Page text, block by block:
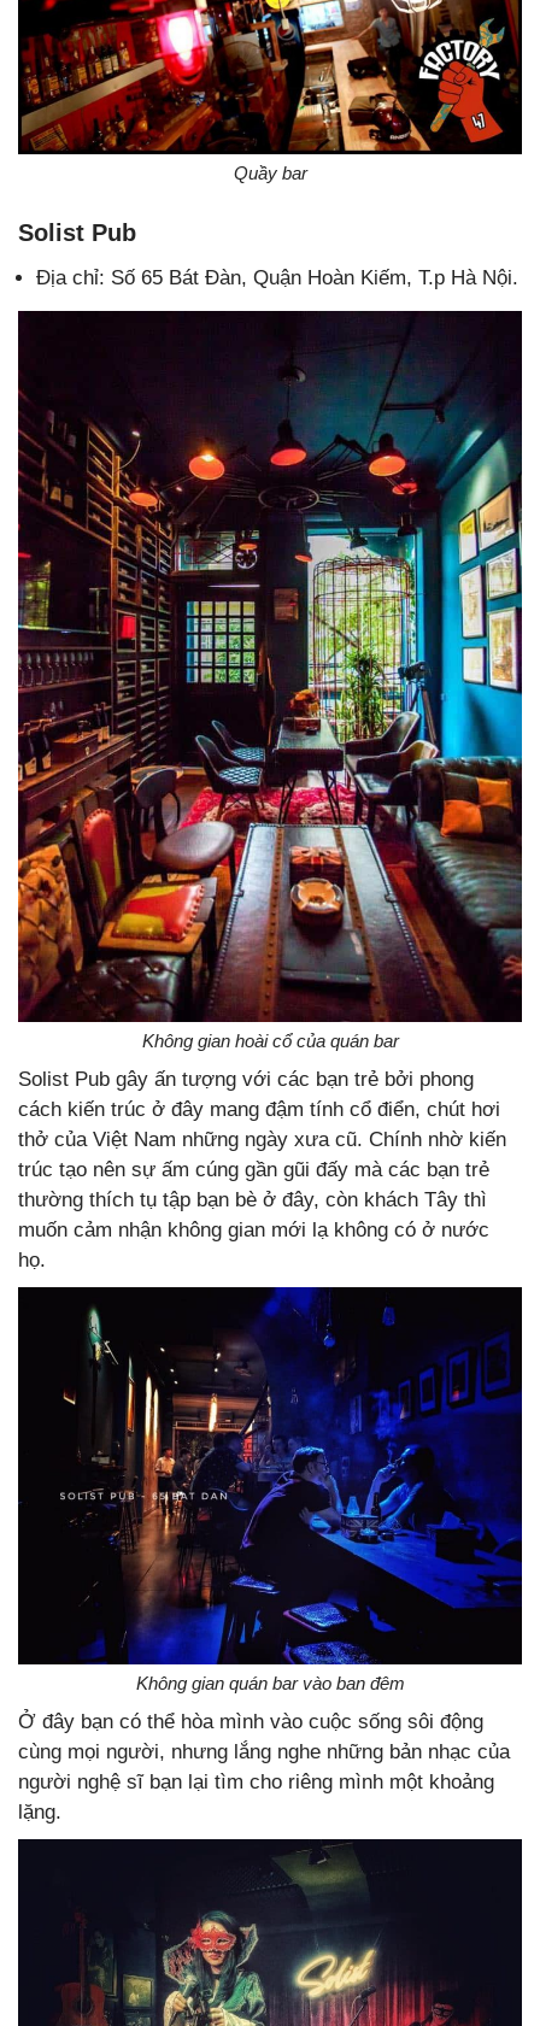
Quầy bar
Solist Pub
Địa chỉ: Số 65 Bát Đàn, Quận Hoàn Kiếm, T.p Hà Nội.
Không gian hoài cổ của quán bar
Solist Pub gây ấn tượng với các bạn trẻ bởi phong
cách kiến trúc ở đây mang đậm tính cổ điển, chút hơi
thở của Việt Nam những ngày xưa cũ. Chính nhờ kiến
trúc tạo nên sự ấm cúng gần gũi đấy mà các bạn trẻ
thường thích tụ tập bạn bè ở đây, còn khách Tây thì
muốn cảm nhận không gian mới lạ không có ở nước
họ.
Không gian quán bar vào ban đêm
Ở đây bạn có thể hòa mình vào cuộc sống sôi động
cùng mọi người, nhưng lắng nghe những bản nhạc của
người nghệ sĩ bạn lại tìm cho riêng mình một khoảng
lặng.